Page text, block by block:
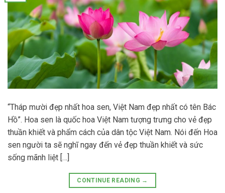
“Tháp mười đẹp nhất hoa sen, Việt Nam đẹp nhất có tên Bác
Hồ”. Hoa sen là quốc hoa Việt Nam tượng trưng cho vẻ đẹp
thuần khiết và phẩm cách của dân tộc Việt Nam. Nói đến Hoa
sen người ta sẽ nghĩ ngay đến vẻ đẹp thuần khiết và sức
sống mãnh liệt […]
CONTINUE READING →